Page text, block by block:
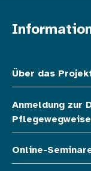
Über das
Anmeldung zur
Online-